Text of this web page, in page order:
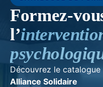
Formez-
l’
Découvrez le catalogue
Alliance Solidaire